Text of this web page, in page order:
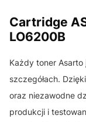
Cartridge
LO6200B
Każdy toner
szczegółach.
oraz niezawodne
produkcji i